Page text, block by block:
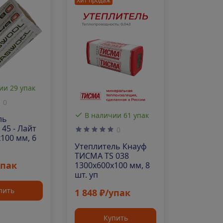
29 упак
0
45 - Лайт
мм, 6
В наличии 61 упак
0
Утеплитель Кнауф
ТИСМА TS 038
1300х600х100 мм, 8
шт. уп
1 848 ₽/упак
Купить